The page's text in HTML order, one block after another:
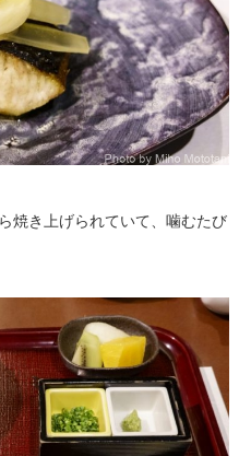
焼き上げられていて、噛むたび